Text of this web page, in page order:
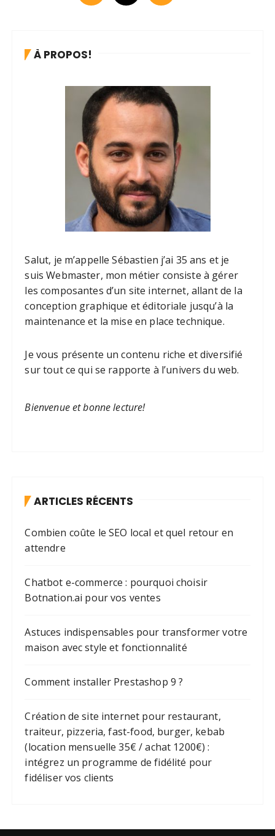
À PROPOS!
Salut, je m’appelle Sébastien j’ai 35 ans et je
suis Webmaster, mon métier consiste à gérer
les composantes d’un site internet, allant de la
conception graphique et éditoriale jusqu’à la
maintenance et la mise en place technique.
Je vous présente un contenu riche et diversifié
sur tout ce qui se rapporte à l’univers du web.
Bienvenue et bonne lecture!
ARTICLES RÉCENTS
Combien coûte le SEO local et quel retour en
attendre
Chatbot e-commerce : pourquoi choisir
Botnation.ai pour vos ventes
Astuces indispensables pour transformer votre
maison avec style et fonctionnalité
Comment installer Prestashop 9 ?
Création de site internet pour restaurant,
traiteur, pizzeria, fast-food, burger, kebab
(location mensuelle 35€ / achat 1200€) :
intégrez un programme de fidélité pour
fidéliser vos clients